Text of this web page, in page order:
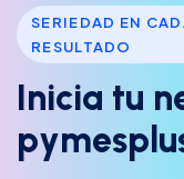
SERIEDAD EN
RESULTADO
Inicia tu n
pymesp u